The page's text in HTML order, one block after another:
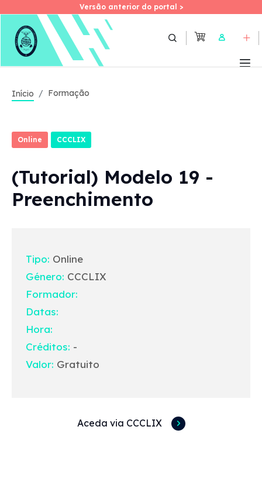
Skip
Versão anterior do portal >
Versão anterior do portal >
User
Início Formação
Online CCCLIX
(Tutorial) Modelo 19 -
Preenchimento
Tipo: Online
Género: CCCLIX
Formador:
Datas:
Hora:
Créditos: -
Valor: Gratuito
Aceda via CCCLIX